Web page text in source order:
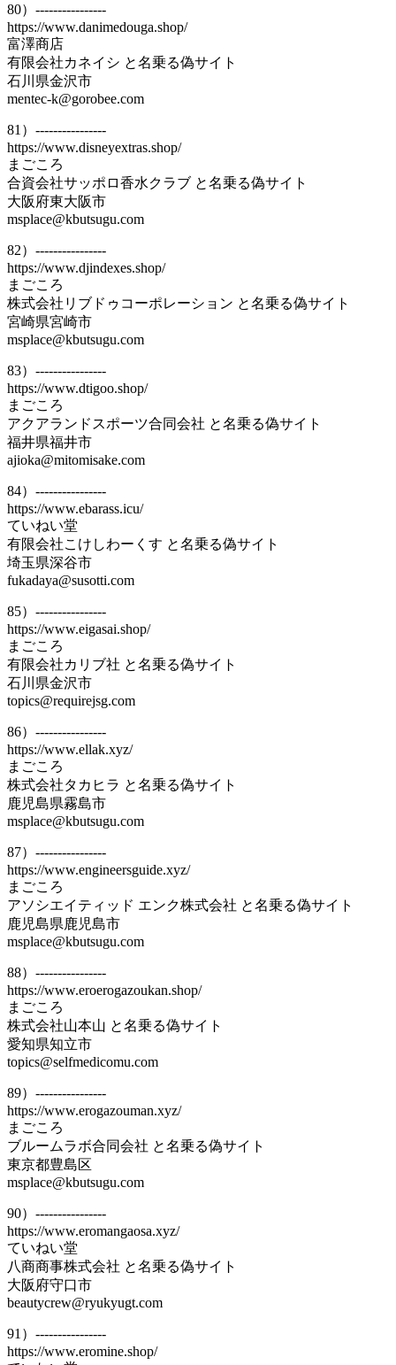
80）----------------
https://www.danimedouga.shop/
富澤商店
有限会社カネイシ と名乗る偽サイト
石川県金沢市
mentec-k@gorobee.com
81）----------------
https://www.disneyextras.shop/
まごころ
合資会社サッポロ香水クラブ と名乗る偽サイト
大阪府東大阪市
msplace@kbutsugu.com
82）----------------
https://www.djindexes.shop/
まごころ
株式会社リブドゥコーポレーション と名乗る偽サイト
宮崎県宮崎市
msplace@kbutsugu.com
83）----------------
https://www.dtigoo.shop/
まごころ
アクアランドスポーツ合同会社 と名乗る偽サイト
福井県福井市
ajioka@mitomisake.com
84）----------------
https://www.ebarass.icu/
ていねい堂
有限会社こけしわーくす と名乗る偽サイト
埼玉県深谷市
fukadaya@susotti.com
85）----------------
https://www.eigasai.shop/
まごころ
有限会社カリブ社 と名乗る偽サイト
石川県金沢市
topics@requirejsg.com
86）----------------
https://www.ellak.xyz/
まごころ
株式会社タカヒラ と名乗る偽サイト
鹿児島県霧島市
msplace@kbutsugu.com
87）----------------
https://www.engineersguide.xyz/
まごころ
アソシエイティッド エンク株式会社 と名乗る偽サイト
鹿児島県鹿児島市
msplace@kbutsugu.com
88）----------------
https://www.eroerogazoukan.shop/
まごころ
株式会社山本山 と名乗る偽サイト
愛知県知立市
topics@selfmedicomu.com
89）----------------
https://www.erogazouman.xyz/
まごころ
ブルームラボ合同会社 と名乗る偽サイト
東京都豊島区
msplace@kbutsugu.com
90）----------------
https://www.eromangaosa.xyz/
ていねい堂
八商商事株式会社 と名乗る偽サイト
大阪府守口市
beautycrew@ryukyugt.com
91）----------------
https://www.eromine.shop/